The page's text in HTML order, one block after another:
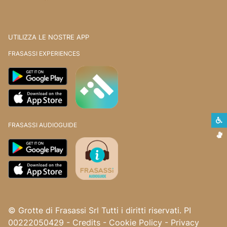
UTILIZZA LE NOSTRE APP
FRASASSI EXPERIENCES
FRASASSI AUDIOGUIDE
© Grotte di Frasassi Srl Tutti i diritti riservati. PI
00222050429 - Credits - Cookie Policy - Privacy